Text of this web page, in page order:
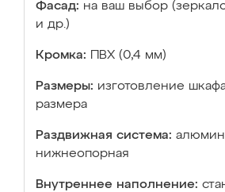
Фасад: на ваш выбор
и др.)
Кромка: ПВХ (0,4 мм)
Размеры: изготовление
размера
Раздвижная система:
нижнеопорная
Внутреннее наполнение: